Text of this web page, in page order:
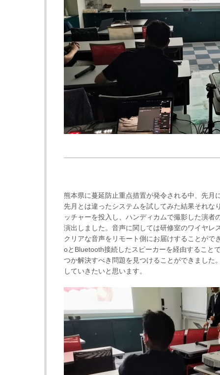
熊本県に蔓延防止重点措置が発令される中、先月
先月とは違ったシステムを試してみた結果それ
ッチャーを投入し、ハンディカムで撮影した演
演出しました。音声に関しては研修室のワイヤレ
クリアな音声をリモート側にお届けすることが
oとBluetooth接続したスピーカーを経由すること
つか解決すべき問題を見つけることができました
していきたいと思います。